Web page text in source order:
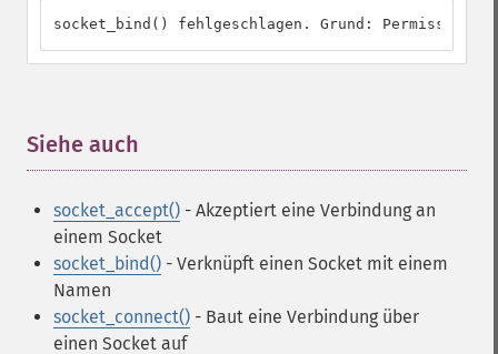
socket_bind() fehlgeschlagen. Grund: Permission
Siehe auch
socket_accept() - Akzeptiert eine Verbindung an
einem Socket
socket_bind() - Verknüpft einen Socket mit einem
Namen
socket_connect() - Baut eine Verbindung über
einen Socket auf